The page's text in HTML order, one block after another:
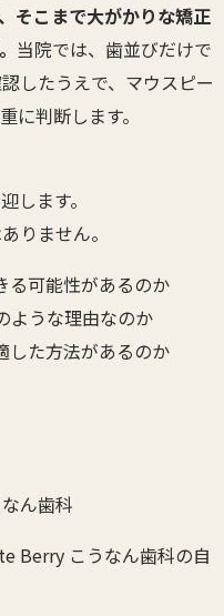
そこまで大がかりな矯正
当院では、歯並びだけで
したうえで、マウスピー
に判断します。
します。
りません。
る可能性があるのか
ような理由なのか
した方法があるのか
ん歯科
Berry こうなん歯科の自